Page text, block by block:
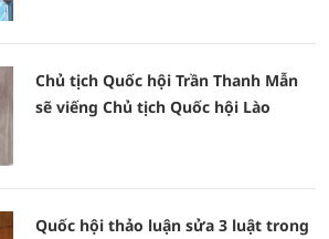
Chủ tịch Quốc hội Trần Thanh Mẫn
sẽ viếng Chủ tịch Quốc hội Lào
Quốc hội thảo luận sửa 3 luật trong